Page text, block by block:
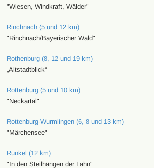
"Wiesen, Windkraft, Wälder"
Rinchnach (5 und 12 km)
"Rinchnach/Bayerischer Wald"
Rothenburg (8, 12 und 19 km)
„Altstadtblick“
Rottenburg (5 und 10 km)
"Neckartal"
Rottenburg-Wurmlingen (6, 8 und 13 km)
"Märchensee"
Runkel (12 km)
"In den Steilhängen der Lahn"